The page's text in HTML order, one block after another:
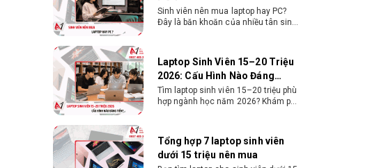
Sinh viên nên mua laptop hay PC?
Đây là băn khoăn của nhiều tân sinh
Laptop Sinh Viên 15–20 Triệu
2026: Cấu Hình Nào Đáng
Tiền?
Tìm laptop sinh viên 15–20 triệu phù
hợp ngành học năm 2026? Khám phá
Tổng hợp 7 laptop sinh viên
dưới 15 triệu nên mua